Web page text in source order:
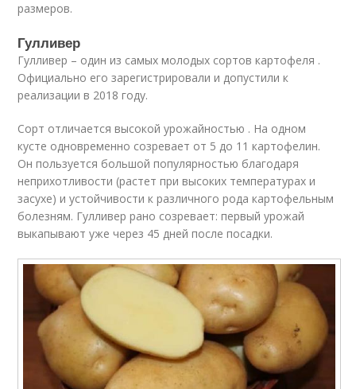
размеров.
Гулливер
Гулливер – один из самых молодых сортов картофеля .
Официально его зарегистрировали и допустили к
реализации в 2018 году.
Сорт отличается высокой урожайностью . На одном
кусте одновременно созревает от 5 до 11 картофелин.
Он пользуется большой популярностью благодаря
неприхотливости (растет при высоких температурах и
засухе) и устойчивости к различного рода картофельным
болезням. Гулливер рано созревает: первый урожай
выкапывают уже через 45 дней после посадки.